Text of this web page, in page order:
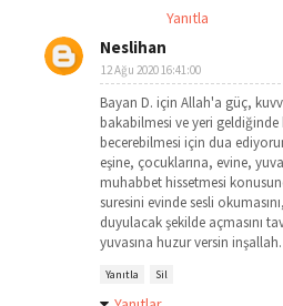
Yanıtla
Neslihan
12 Ağu 2020 16:41:00
Bayan D. için Allah'a güç,
bakabilmesi ve yeri
becerebilmesi için dua
eşine, çocuklarına, evine,
muhabbet hissetmesi
suresini evinde sesli
duyulacak şekilde açmasını
yuvasına huzur versin inşallah.
Yanıtla Sil